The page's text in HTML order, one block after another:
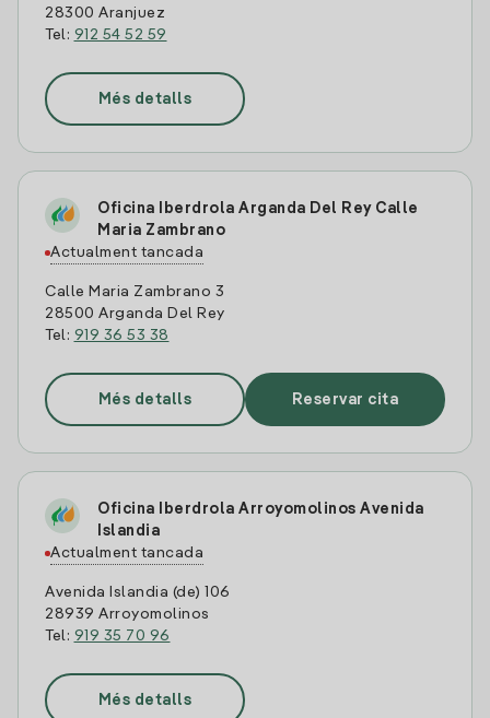
28300 Aranjuez
Tel: 912 54 52 59
Més detalls
Oficina Iberdrola Arganda Del Rey Calle
Maria Zambrano
Actualment tancada
Calle Maria Zambrano 3
28500 Arganda Del Rey
Tel: 919 36 53 38
Més detalls Reservar cita
Oficina Iberdrola Arroyomolinos Avenida
Islandia
Actualment tancada
Avenida Islandia (de) 106
28939 Arroyomolinos
Tel: 919 35 70 96
Més detalls